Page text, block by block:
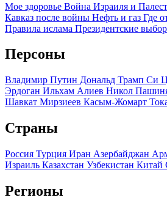
Мое здоровье Война Израиля и
Кавказ после войны Нефть и газ Где
Правила ислама Президентские
Персоны
Владимир Путин Дональд Трамп Си
Эрдоган Ильхам Алиев Никол
Шавкат Мирзиеев Касым-Жомарт
Страны
Россия Турция Иран Азербайджан
Израиль Казахстан Узбекистан Китай
Регионы